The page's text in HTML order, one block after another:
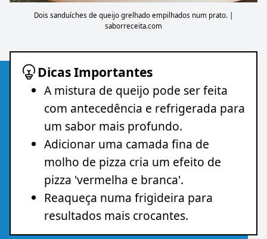
Dois sanduíches de queijo grelhado empilhados num prato. |
saborreceita.com
Dicas Importantes
A mistura de queijo pode ser feita
com antecedência e refrigerada para
um sabor mais profundo.
Adicionar uma camada fina de
molho de pizza cria um efeito de
pizza 'vermelha e branca'.
Reaqueça numa frigideira para
resultados mais crocantes.